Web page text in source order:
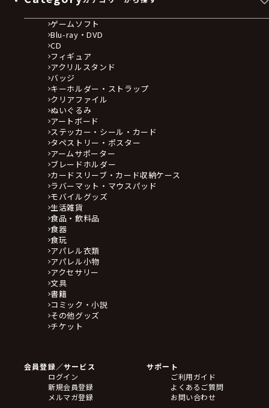
ゲームソフト
Blu-ray・DVD
CD
フィギュア
アクリルスタンド
バッジ
キーホルダー・ストラップ
クリアファイル
ぬいぐるみ
アートボード
ステッカー・シール・カード
タペストリー・ポスター
アームサポーター
ブレードホルダー
カードスリーブ・カード収納ケース
ラバーマット・マウスパッド
モバイルグッズ
生活雑貨
食品・飲料品
食器
食玩
アパレル衣類
アパレル小物
アクセサリー
文具
書籍
コミック・小説
その他グッズ
チケット
会員登録／サービス
ログイン
新規会員登録
メルマガ登録
サポート
ご利用ガイド
よくあるご質問
お問い合わせ